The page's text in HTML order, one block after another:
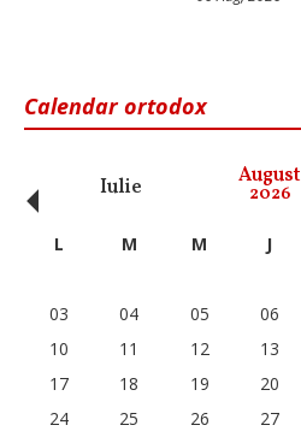
Calendar ortodox
Iulie August
2026
‹ L M M J
03
04 05 06
10
11 12 13
17
18 19 20
24
25 26 27